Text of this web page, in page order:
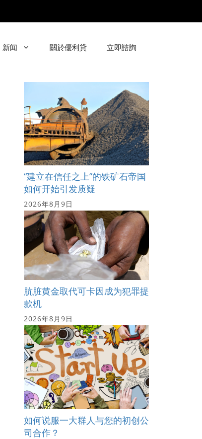
新闻 關於優利貸 立即諮詢
“建立在信任之上”的铁矿石帝国
如何开始引发质疑
2026年8月9日
肮脏黄金取代可卡因成为犯罪提
款机
2026年8月9日
如何说服一大群人与您的初创公
司合作？